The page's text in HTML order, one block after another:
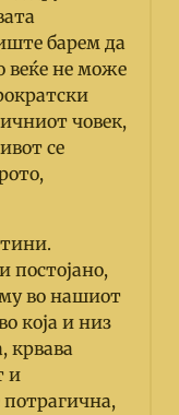
барем да
веќе не може
човек,
се
постојано,
во нашиот
која и низ
крвава
и
потрагична,